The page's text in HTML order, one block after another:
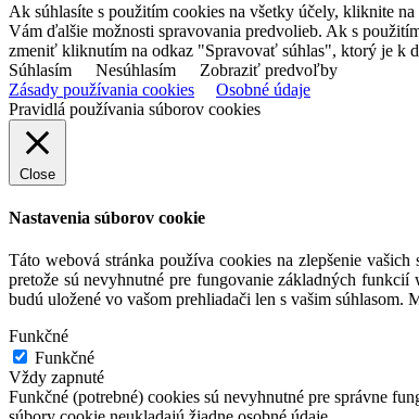
Ak súhlasíte s použitím cookies na všetky účely, kliknite
Vám ďalšie možnosti spravovania predvolieb. Ak s
zmeniť kliknutím na odkaz "Spravovať súhlas", ktorý je k
Súhlasím
Nesúhlasím
Zobraziť predvoľby
Zásady používania cookies
Osobné údaje
Pravidlá používania súborov cookies
Close
Nastavenia súborov cookie
Táto webová stránka používa cookies na zlepšenie
pretože sú nevyhnutné pre fungovanie základných
budú uložené vo vašom prehliadači len s vašim
Funkčné
Funkčné
Vždy zapnuté
Funkčné (potrebné) cookies sú nevyhnutné pre správne